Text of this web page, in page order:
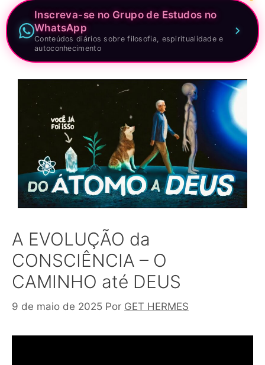
Inscreva-se no Grupo de Estudos no
WhatsApp
Conteúdos diários sobre filosofia, espiritualidade e
autoconhecimento
A EVOLUÇÃO da
CONSCIÊNCIA – O
CAMINHO até DEUS
9 de maio de 2025 Por GET HERMES